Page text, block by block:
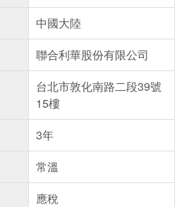
中國大陸
聯合利華股份有限公司
台北市敦化南路二段39號
15樓
3年
常溫
應稅